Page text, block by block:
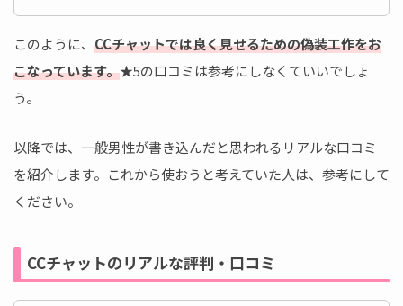
このように、 CCチャットでは良く見せるための偽装工作をお
こなっています。★5の口コミは参考にしなくていいでしょ
う。
以降では、一般男性が書き込んだと思われるリアルな口コミ
を紹介します。これから使おうと考えていた人は、参考にして
ください。
CCチャットのリアルな評判・口コミ